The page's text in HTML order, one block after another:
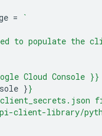
=
`
to populate the
Cloud Console }}
}}
client-library/